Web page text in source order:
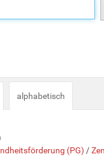
alphabetisch
(PG) /